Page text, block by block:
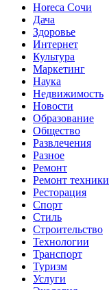
Horeca Сочи
Дача
Здоровье
Интернет
Культура
Маркетинг
Наука
Недвижимость
Новости
Образование
Общество
Развлечения
Разное
Ремонт
Ремонт техники
Ресторация
Спорт
Стиль
Строительство
Технологии
Транспорт
Туризм
Услуги